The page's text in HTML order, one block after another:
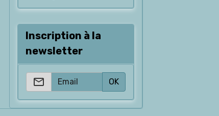
Inscription à la
newsletter
OK